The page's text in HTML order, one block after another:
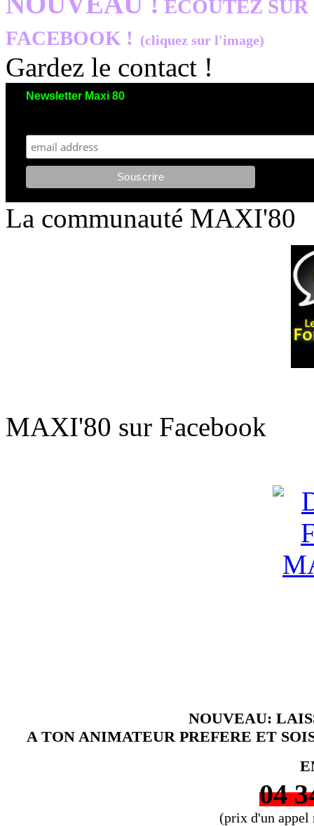
ÉCOUTEZ SUR
FACEBOOK !
(cliquez sur l'image)
Gardez le contact !
Newsletter Maxi 80
La communauté MAXI'80
MAXI'80 sur Facebook
NOUVEAU:
A TON ANIMATEUR PREFERE ET
04
(prix d'un appel